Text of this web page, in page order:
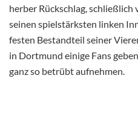
herber Rückschlag,
seinen spielstärksten linken
festen Bestandteil seiner
in Dortmund einige Fans
ganz so betrübt aufnehmen.